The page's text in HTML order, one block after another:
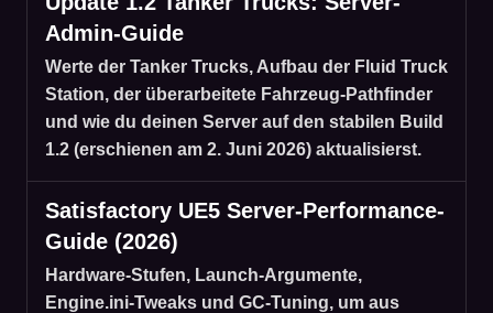
Admin-Guide
Werte der Tanker Trucks, Aufbau der Fluid Truck
Station, der überarbeitete Fahrzeug-Pathfinder
und wie du deinen Server auf den stabilen Build
1.2 (erschienen am 2. Juni 2026) aktualisierst.
Satisfactory UE5 Server-Performance-
Guide (2026)
Hardware-Stufen, Launch-Argumente,
Engine.ini-Tweaks und GC-Tuning, um aus